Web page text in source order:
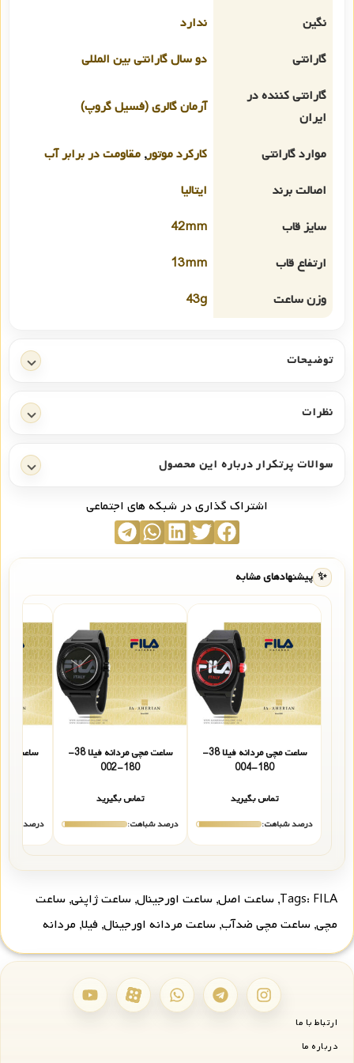
نگین
ندارد
گارانتی
دو سال گارانتی بین المللی
گارانتی کننده در
ایران
آرمان گالری (فسیل گروپ)
موارد گارانتی کارکرد موتور, مقاومت در برابر آب
اصالت برند
ایتالیا
سایز قاب
42mm
ارتفاع قاب
13mm
وزن ساعت
43g
توضیحات
نظرات
سوالات پرتکرار درباره این محصول
اشتراک گذاری در شبکه های اجتماعی
✨ پیشنهادهای مشابه
ساعت مچی مردانه فیلا 38-
180-004
تماس بگیرید
درصد شباهت:
ساعت مچی مردانه فیلا 38-
180-002
تماس بگیرید
درصد شباهت:
درصد
Tags: FILA
, ساعت اصل, ساعت اورجینال, ساعت ژاپنی, ساعت
مچی, ساعت مچی ضدآب, ساعت مردانه اورجینال, فیلا, مردانه
ارتباط با ما
درباره ما